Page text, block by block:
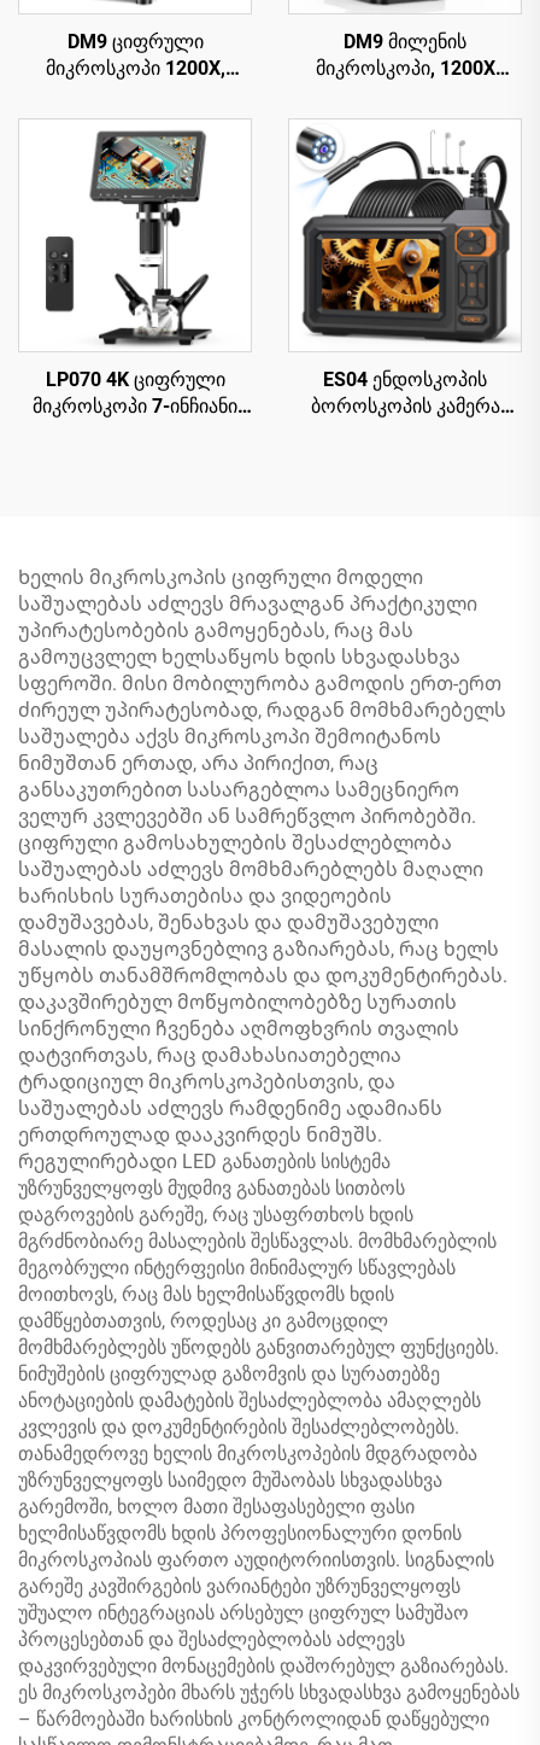
DM9 ციფრული
მიკროსკოპი 1200X,
მონეტებისთვის, 12MP,
PCB სქემის
შესაკეთებლად
DM9 მილენის
მიკროსკოპი, 1200X
PCB სქემის
რემონტისთვის
LP070 4K ციფრული
მიკროსკოპი 7-ინჩიანი
ES04 ენდოსკოპის
ბოროსკოპის კამერა
Ხელის მიკროსკოპის ციფრული მოდელი
საშუალებას აძლევს მრავალგან პრაქტიკული
უპირატესობების გამოყენებას, რაც მას
გამოუცვლელ ხელსაწყოს ხდის სხვადასხვა
სფეროში. მისი მობილურობა გამოდის ერთ-ერთ
ძირეულ უპირატესობად, რადგან მომხმარებელს
საშუალება აქვს მიკროსკოპი შემოიტანოს
ნიმუშთან ერთად, არა პირიქით, რაც
განსაკუთრებით სასარგებლოა სამეცნიერო
ველურ კვლევებში ან სამრეწვლო პირობებში.
ციფრული გამოსახულების შესაძლებლობა
საშუალებას აძლევს მომხმარებლებს მაღალი
ხარისხის სურათებისა და ვიდეოების
დამუშავებას, შენახვას და დამუშავებული
მასალის დაუყოვნებლივ გაზიარებას, რაც ხელს
უწყობს თანამშრომლობას და დოკუმენტირებას.
დაკავშირებულ მოწყობილობებზე სურათის
სინქრონული ჩვენება აღმოფხვრის თვალის
დატვირთვას, რაც დამახასიათებელია
ტრადიციულ მიკროსკოპებისთვის, და
საშუალებას აძლევს რამდენიმე ადამიანს
ერთდროულად დააკვირდეს ნიმუშს.
რეგულირებადი LED განათების სისტემა
უზრუნველყოფს მუდმივ განათებას სითბოს
დაგროვების გარეშე, რაც უსაფრთხოს ხდის
მგრძნობიარე მასალების შესწავლას. მომხმარებლის
მეგობრული ინტერფეისი მინიმალურ სწავლებას
მოითხოვს, რაც მას ხელმისაწვდომს ხდის
დამწყებთათვის, როდესაც კი გამოცდილ
მომხმარებლებს უწოდებს განვითარებულ ფუნქციებს.
ნიმუშების ციფრულად გაზომვის და სურათებზე
ანოტაციების დამატების შესაძლებლობა ამაღლებს
კვლევის და დოკუმენტირების შესაძლებლობებს.
თანამედროვე ხელის მიკროსკოპების მდგრადობა
უზრუნველყოფს საიმედო მუშაობას სხვადასხვა
გარემოში, ხოლო მათი შესაფასებელი ფასი
ხელმისაწვდომს ხდის პროფესიონალური დონის
მიკროსკოპიას ფართო აუდიტორიისთვის. სიგნალის
გარეშე კავშირგების ვარიანტები უზრუნველყოფს
უშუალო ინტეგრაციას არსებულ ციფრულ სამუშაო
პროცესებთან და შესაძლებლობას აძლევს
დაკვირვებული მონაცემების დაშორებულ გაზიარებას.
ეს მიკროსკოპები მხარს უჭერს სხვადასხვა გამოყენებას
– წარმოებაში ხარისხის კონტროლიდან დაწყებული